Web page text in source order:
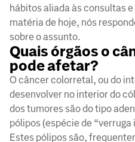
hábitos aliada às consultas
matéria de hoje, nós
sobre o assunto.
Quais órgãos o
pode afetar?
O câncer colorretal, ou do
desenvolver no interior do
dos tumores são do tipo
pólipos (espécie de
Estes pólipos são,